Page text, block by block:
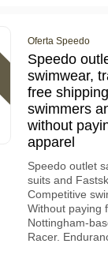
Oferta Speedo
Speedo
swimwear,
free
swimmers
without
apparel
Speedo outlet
suits and
Competitive
Without paying
Nottingham-
Racer.